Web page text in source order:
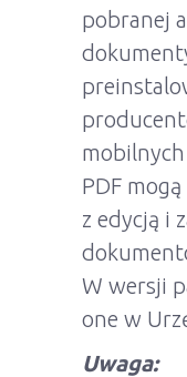
pobranej
PDF
z edycją i
W wersji
one w
Uwaga: